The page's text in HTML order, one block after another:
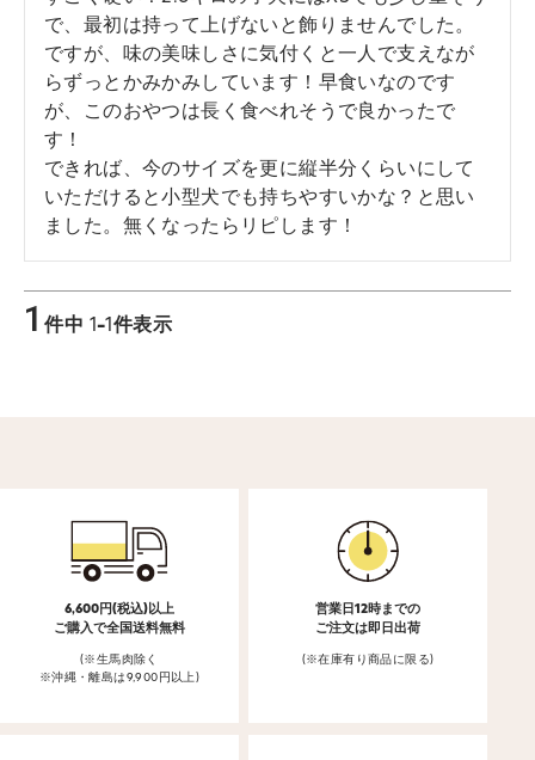
で、最初は持って上げないと飾りませんでした。
ですが、味の美味しさに気付くと一人で支えなが
らずっとかみかみしています！早食いなのです
が、このおやつは長く食べれそうで良かったで
す！
できれば、今のサイズを更に縦半分くらいにして
いただけると小型犬でも持ちやすいかな？と思い
ました。無くなったらリピします！
1件中 1-1 件表示
6,600円(税込)以上
ご購入で全国送料無料
(※生馬肉除く
※沖縄・離島は9,900円以上)
営業日12時までの
ご注文は即日出荷
(※在庫有り商品に限る)